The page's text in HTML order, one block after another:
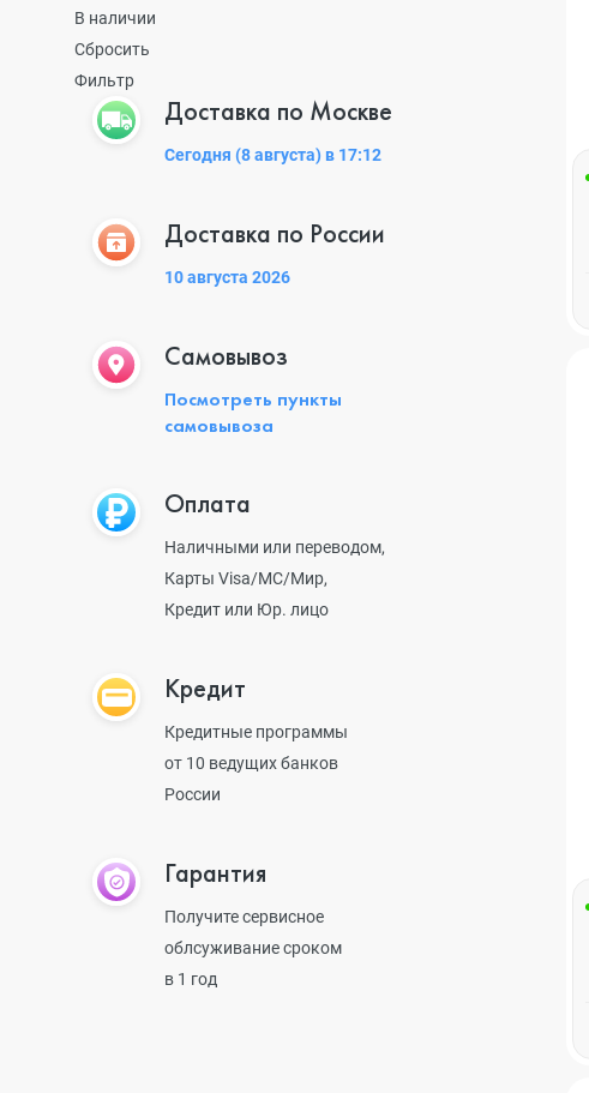
В наличии
Сбросить
Фильтр
Доставка по Москве
Сегодня (8 августа) в 17:12
Доставка по России
10 августа 2026
Самовывоз
Посмотреть пункты
самовывоза
Оплата
Наличными или переводом,
Карты Visa/MC/Мир,
Кредит или Юр. лицо
Кредит
Кредитные программы
от 10 ведущих банков
России
Гарантия
Получите сервисное
облсуживание сроком
в 1 год